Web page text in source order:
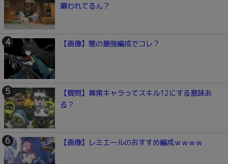
嫌われてるん？
【画像】雅の最強編成でコレ？
【質問】異常キャラってスキル12にする意味あ
る？
【画像】レミエールのおすすめ編成ｗｗｗｗ